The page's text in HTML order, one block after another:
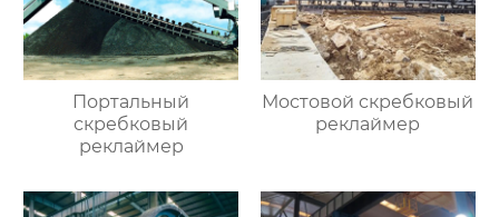
Портальный
скребковый
реклаймер
Мостовой скребковый
реклаймер